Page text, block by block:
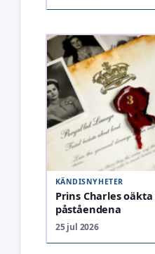
KÄNDISNYHETER
Prins Charles
påståendena
25 jul 2026